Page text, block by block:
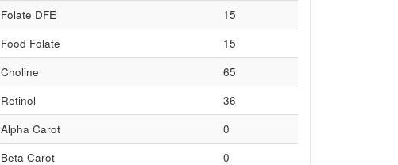
Folate DFE
15
Food Folate
15
Choline
65
Retinol
36
Alpha Carot
0
Beta Carot
0